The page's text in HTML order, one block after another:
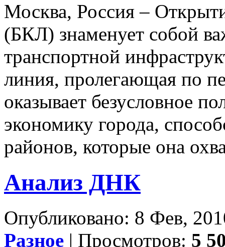
Москва, Россия –
(БКЛ) знаменует собой
транспортной
линия, пролегающая по
оказывает безусловное
экономику города,
районов, которые она
Анализ ДНК
Опубликовано: 8 Фев,
Разное | Просмотров: 5